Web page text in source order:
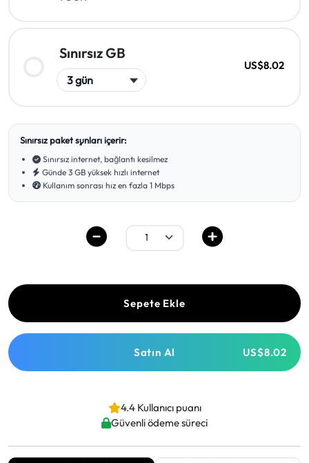
Sınırsız GB
US$8.02
Sınırsız paket şunları içerir:
Sınırsız internet, bağlantı kesilmez
Günde 3 GB yüksek hızlı internet
Kullanım sonrası hız en fazla 1 Mbps
Sepete Ekle
Satın Al US$8.02
4.4 Kullanıcı puanı
Güvenli ödeme süreci